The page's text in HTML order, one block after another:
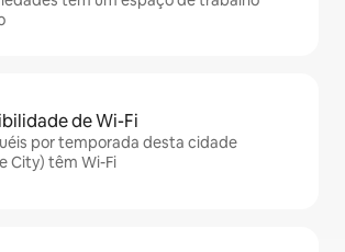
de Wi-Fi
por temporada desta cidade
City) têm Wi-Fi